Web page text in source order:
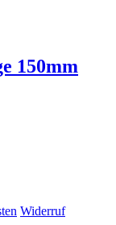
150mm
Widerruf